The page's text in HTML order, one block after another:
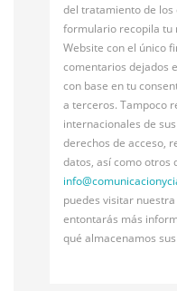
del tratamiento de los
formulario recopila tu
Website con el único
comentarios dejados
con base en tu
a terceros. Tampoco
internacionales de
derechos de acceso,
datos, así como otros
info@
puedes visitar nuestra
entontarás más
qué almacenamos